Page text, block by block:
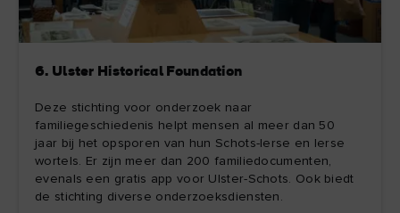
6. Ulster Historical Foundation
Deze stichting voor onderzoek naar
familiegeschiedenis helpt mensen al meer dan 50
jaar bij het opsporen van hun Schots-Ierse en Ierse
wortels. Er zijn meer dan 200 familiedocumenten,
evenals een gratis app voor Ulster-Schots. Ook biedt
de stichting diverse onderzoeksdiensten.